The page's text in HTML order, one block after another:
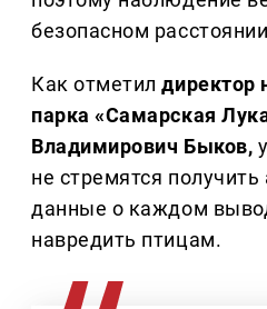
безопасном
Как отметилдиректор
парка «Самарская
Владимирович Быков,
не стремятся
данные о каждом
навредить птицам.